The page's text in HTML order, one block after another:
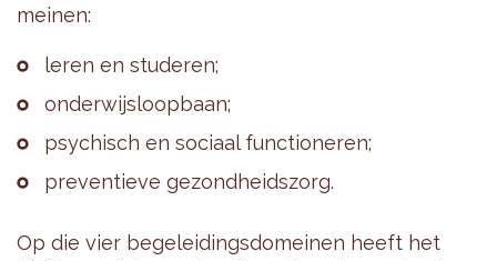
mei­nen:
leren en stu­de­ren;
on­der­wijs­loop­baan;
psy­chisch en so­ci­aal func­ti­o­ne­ren;
pre­ven­tie­ve ge­zond­heids­zorg.
Op die vier be­ge­lei­dings­do­mei­nen heeft het